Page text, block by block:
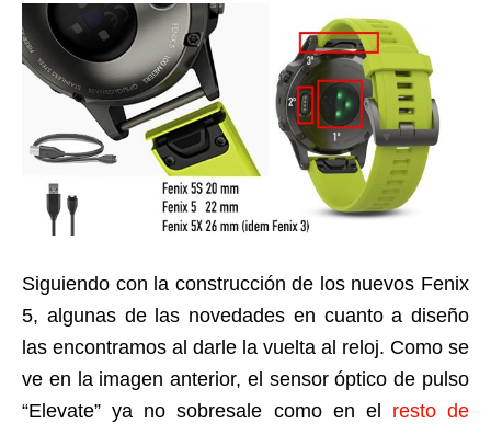
Siguiendo con la construcción de los nuevos Fenix
5, algunas de las novedades en cuanto a diseño
las encontramos al darle la vuelta al reloj. Como se
ve en la imagen anterior, el sensor óptico de pulso
“Elevate” ya no sobresale como en el resto de